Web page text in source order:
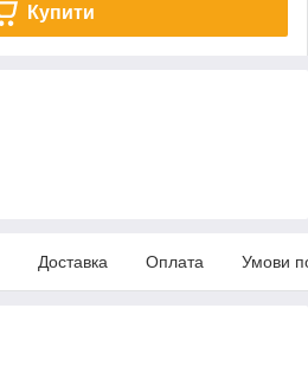
Купити
Доставка Оплата Умови